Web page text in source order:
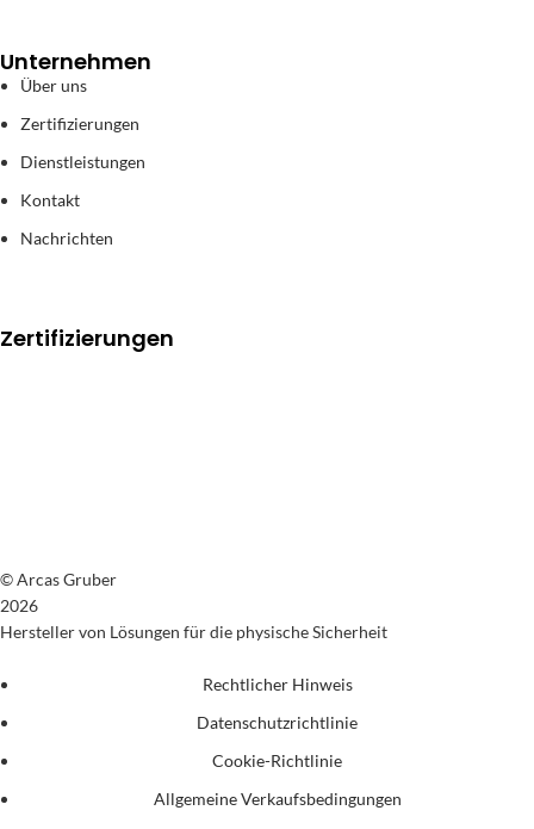
Unternehmen
Über uns
Zertifizierungen
Dienstleistungen
Kontakt
Nachrichten
Zertifizierungen
© Arcas Gruber
2026
Hersteller von Lösungen für die physische Sicherheit
Rechtlicher Hinweis
Datenschutzrichtlinie
Cookie-Richtlinie
Allgemeine Verkaufsbedingungen